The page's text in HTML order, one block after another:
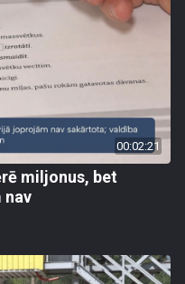
00:02:21
miljonus, bet
nav